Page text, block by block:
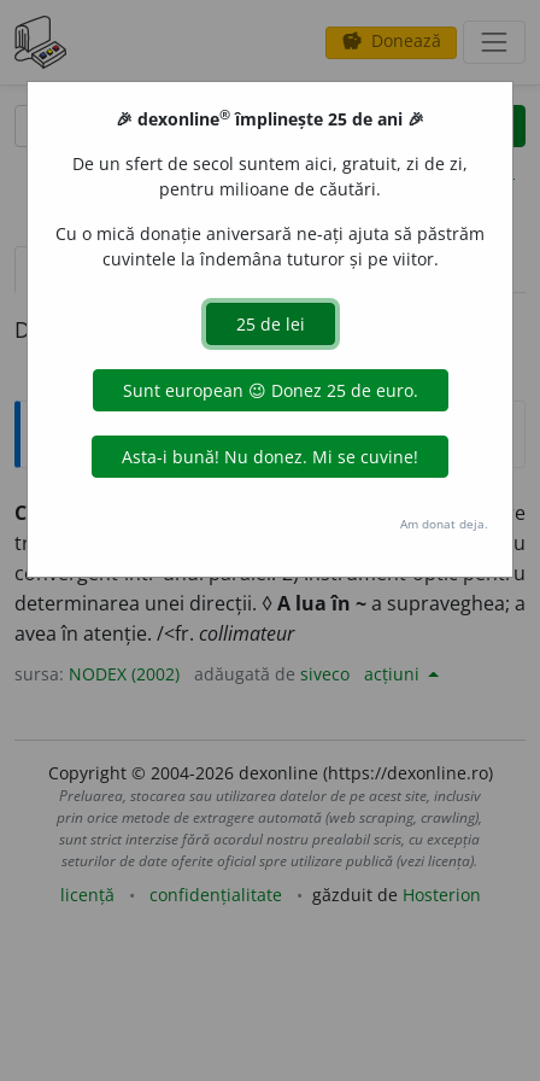
savings Donează
clear
opțiuni
definiții (1) pronunțievolume_up (2)
Definiția cu ID-ul 328637:
Explicative DEX
COLIMAT
1) Dispozitiv optic care
transformă un fascicul de raze divergent sau
convergent într-unul paralel. 2) Instrument optic pentru
determinarea unei direcții. ◊A lua în ~a supraveghea; a
avea în atenție. /<fr. collimateur
sursa: NODEX (2002) adăugată de siveco acțiuni
Copyright © 2004-2026 dexonline (https://dexonline.ro)
Preluarea, stocarea sau utilizarea datelor de pe acest site, inclusiv
prin orice metode de extragere automată (web scraping, crawling),
sunt strict interzise fără acordul nostru prealabil scris, cu excepția
seturilor de date oferite oficial spre utilizare publică (vezi licența).
licență confidențialitate găzduit de Hosterion
🎉 dexonline® împlinește 25 de ani 🎉
De un sfert de secol suntem aici, gratuit, zi de zi,
pentru milioane de căutări.
Cu o mică donație aniversară ne-ați ajuta să păstrăm
cuvintele la îndemâna tuturor și pe viitor.
Am donat deja.